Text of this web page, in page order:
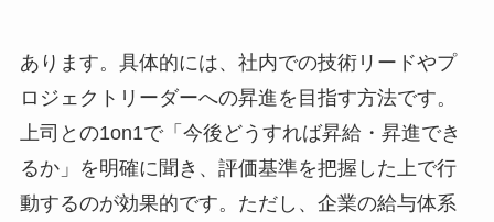
あります。具体的には、社内での技術リードやプ
ロジェクトリーダーへの昇進を目指す方法です。
上司との1on1で「今後どうすれば昇給・昇進でき
るか」を明確に聞き、評価基準を把握した上で行
動するのが効果的です。ただし、企業の給与体系